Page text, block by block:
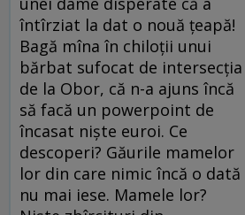
întîrziat la dat o nouă ţeapă!
Bagă mîna în chiloţii unui
bărbat sufocat de intersecţia
de la Obor, că n-a ajuns încă
să facă un powerpoint de
încasat nişte euroi. Ce
descoperi? Găurile mamelor
lor din care nimic încă o dată
nu mai iese. Mamele lor?